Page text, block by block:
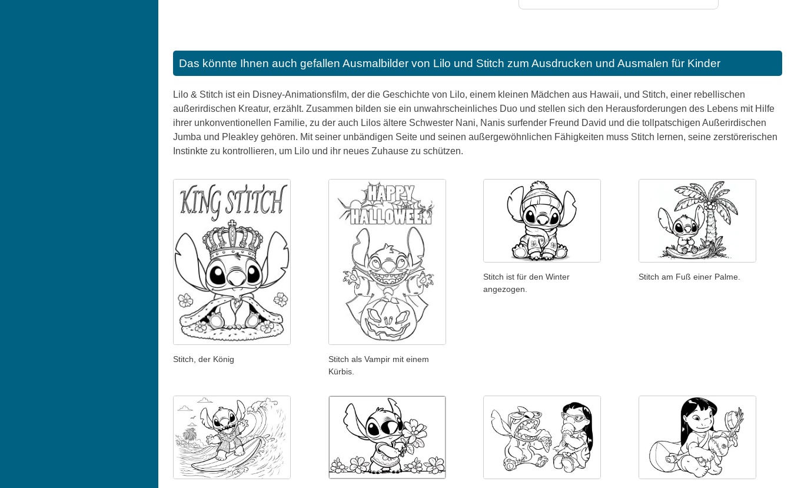
Das könnte Ihnen auch gefallen Ausmalbilder von Lilo und Stitch zum Ausdrucken und Ausmalen für Kinder
Lilo & Stitch ist ein Disney-Animationsfilm, der die Geschichte von Lilo, einem kleinen Mädchen aus Hawaii, und Stitch, einer rebellischen
außerirdischen Kreatur, erzählt. Zusammen bilden sie ein unwahrscheinliches Duo und stellen sich den Herausforderungen des Lebens mit Hilfe
ihrer unkonventionellen Familie, zu der auch Lilos ältere Schwester Nani, Nanis surfender Freund David und die tollpatschigen Außerirdischen
Jumba und Pleakley gehören. Mit seiner unbändigen Seite und seinen außergewöhnlichen Fähigkeiten muss Stitch lernen, seine zerstörerischen
Instinkte zu kontrollieren, um Lilo und ihr neues Zuhause zu schützen.
Stitch, der König
Stitch als Vampir mit einem
Kürbis.
Stitch ist für den Winter
angezogen.
Stitch am Fuß einer Palme.